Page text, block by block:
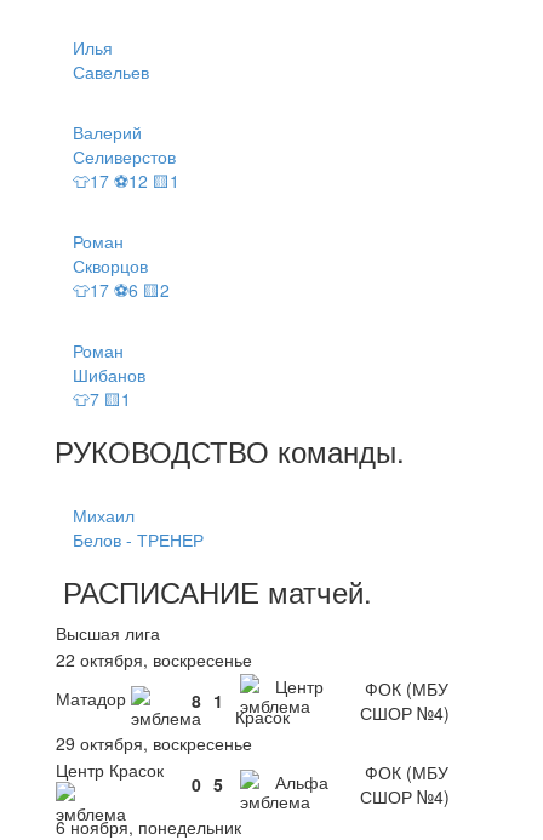
Илья
Савельев
Валерий
Селиверстов
👕17 ⚽12 🟨1
Роман
Скворцов
👕17 ⚽6 🟨2
Роман
Шибанов
👕7 🟨1
РУКОВОДСТВО команды.
Михаил
Белов - ТРЕНЕР
РАСПИСАНИЕ матчей.
Высшая лига
22 октября, воскресенье
Матадор
8 1
Центр
Красок
ФОК (МБУ
СШОР №4)
29 октября, воскресенье
Центр Красок
0 5 Альфа
ФОК (МБУ
СШОР №4)
6 ноября, понедельник